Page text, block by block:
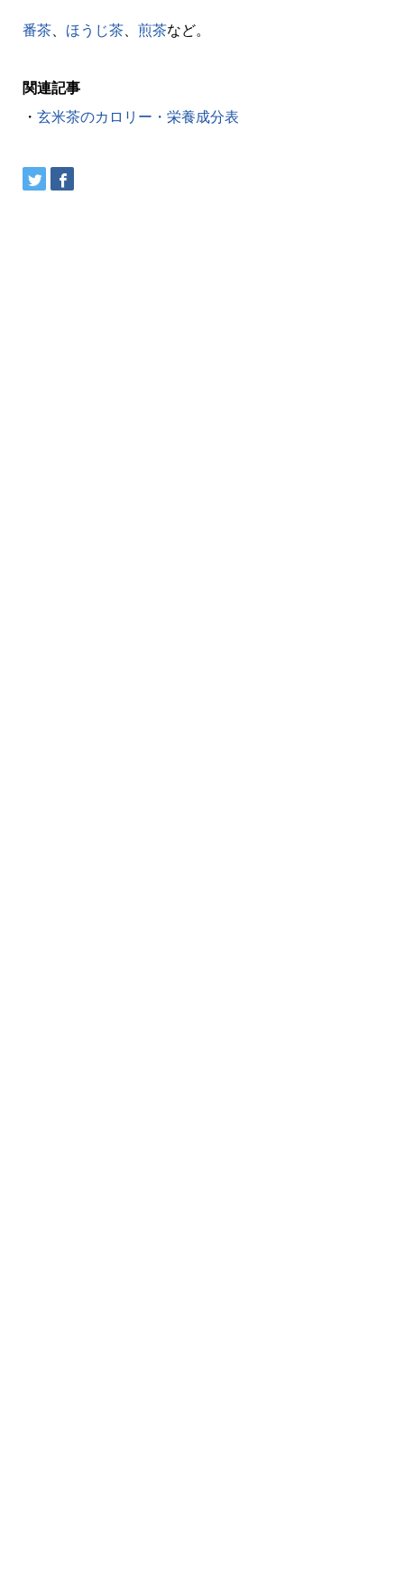
番茶、 ほうじ茶、 煎茶など。
関連記事
・ 玄米茶のカロリー・栄養成分表